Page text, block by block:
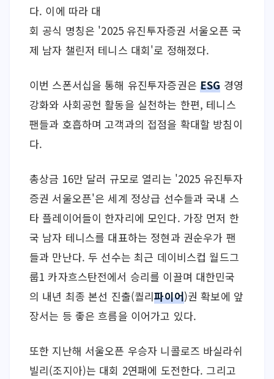
다. 이에 따라 대
회 공식 명칭은 '2025 유진투자증권 서울오픈 국
제 남자 챌린저 테니스 대회'로 정해졌다.
이번 스폰서십을 통해 유진투자증권은 ESG 경영
강화와 사회공헌 활동을 실천하는 한편, 테니스
팬들과 호흡하며 고객과의 접점을 확대할 방침이
다.
총상금 16만 달러 규모로 열리는 '2025 유진투자
증권 서울오픈'은 세계 정상급 선수들과 국내 스
타 플레이어들이 한자리에 모인다. 가장 먼저 한
국 남자 테니스를 대표하는 정현과 권순우가 팬
들과 만난다. 두 선수는 최근 데이비스컵 월드그
룹1 카자흐스탄전에서 승리를 이끌며 대한민국
의 내년 최종 본선 진출(퀄리파이어)권 확보에 앞
장서는 등 좋은 흐름을 이어가고 있다.
또한 지난해 서울오픈 우승자 니콜로즈 바실라쉬
빌리(조지아)는 대회 2연패에 도전한다. 그리고